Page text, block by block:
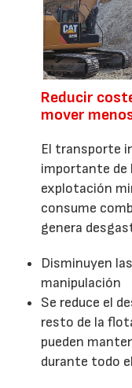
Reducir
mover
El transporte
importante de
explotación
consume
genera
Disminuyen
manipulación
Se reduce el
resto de la
pueden
durante todo